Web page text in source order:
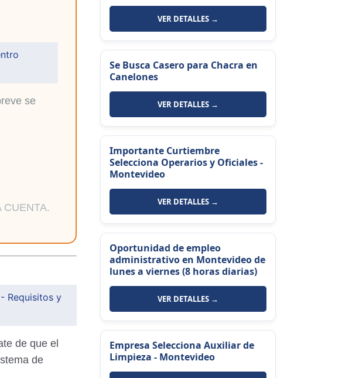
se
CUENTA.
Requisitos y
de que el
de
VER DETALLES →
Se Busca Casero para Chacra en
Canelones
VER DETALLES →
Importante Curtiembre
Selecciona Operarios y Oficiales -
Montevideo
VER DETALLES →
Oportunidad de empleo
administrativo en Montevideo de
lunes a viernes (8 horas diarias)
VER DETALLES →
Empresa Selecciona Auxiliar de
Limpieza - Montevideo